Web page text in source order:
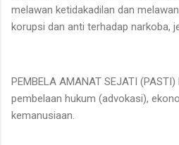
melawan ketidakadilan dan
korupsi dan anti terhadap narkoba,
PEMBELA AMANAT SEJATI
pembelaan hukum (advokasi),
kemanusiaan.